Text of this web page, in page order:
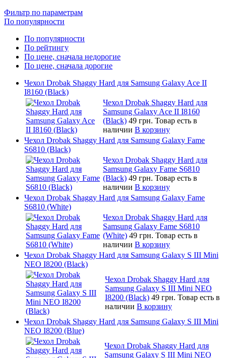
Фильтр по параметрам
По популярности
По популярности
По рейтингу
По цене, сначала недорогие
По цене, сначала дорогие
Чехол Drobak Shaggy Hard для Samsung Galaxy Ace II
I8160 (Black)
Чехол Drobak Shaggy Hard для
Samsung Galaxy Ace II I8160
(Black) 49 грн. Товар есть в
наличии В корзину
Чехол Drobak Shaggy Hard для Samsung Galaxy Fame
S6810 (Black)
Чехол Drobak Shaggy Hard для
Samsung Galaxy Fame S6810
(Black) 49 грн. Товар есть в
наличии В корзину
Чехол Drobak Shaggy Hard для Samsung Galaxy Fame
S6810 (White)
Чехол Drobak Shaggy Hard для
Samsung Galaxy Fame S6810
(White) 49 грн. Товар есть в
наличии В корзину
Чехол Drobak Shaggy Hard для Samsung Galaxy S III Mini
NEO I8200 (Black)
Чехол Drobak Shaggy Hard для
Samsung Galaxy S III Mini NEO
I8200 (Black) 49 грн. Товар есть в
наличии В корзину
Чехол Drobak Shaggy Hard для Samsung Galaxy S III Mini
NEO I8200 (Blue)
Чехол Drobak Shaggy Hard для
Samsung Galaxy S III Mini NEO